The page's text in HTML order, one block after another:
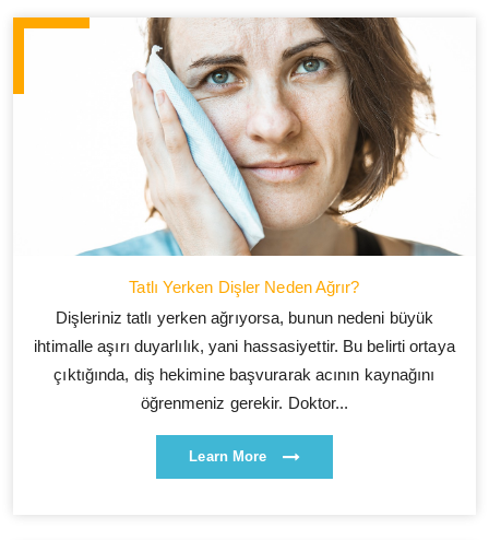
Tatlı Yerken Dişler Neden Ağrır?
Dişleriniz tatlı yerken ağrıyorsa, bunun nedeni büyük
ihtimalle aşırı duyarlılık, yani hassasiyettir. Bu belirti ortaya
çıktığında, diş hekimine başvurarak acının kaynağını
öğrenmeniz gerekir. Doktor...
Learn More